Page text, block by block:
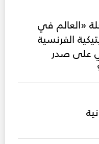
«العالم في
الفرنسية
على صدر